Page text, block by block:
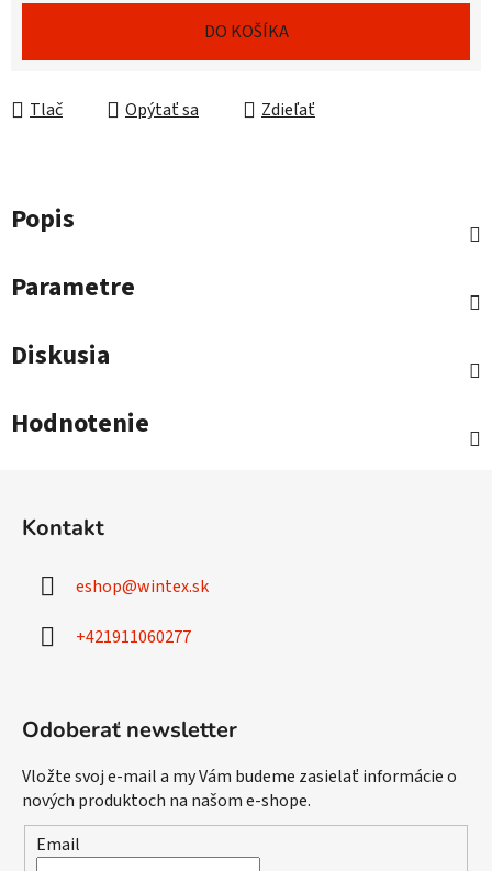
DO KOŠÍKA
Tlač Opýtať sa Zdieľať
Popis
Parametre
Diskusia
Hodnotenie
Kontakt
eshop@wintex.sk
+421911060277
Odoberať newsletter
Vložte svoj e-mail a my Vám budeme zasielať informácie o
nových produktoch na našom e-shope.
Email